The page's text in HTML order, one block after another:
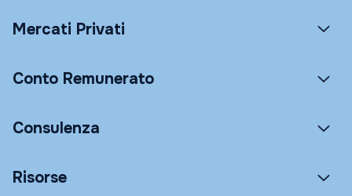
Mercati Privati
Conto Remunerato
Consulenza
Risorse